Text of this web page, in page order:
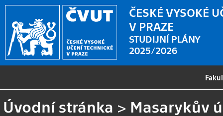
ČESKÉ VYSOKÉ
V PRAZE
STUDIJNÍ PLÁNY
2025/2026
Úvodní stránka > Masarykův